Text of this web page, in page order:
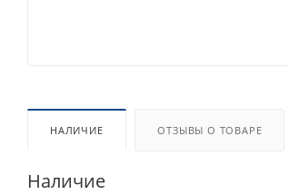
НАЛИЧИЕ ОТЗЫВЫ О ТОВАРЕ
Наличие